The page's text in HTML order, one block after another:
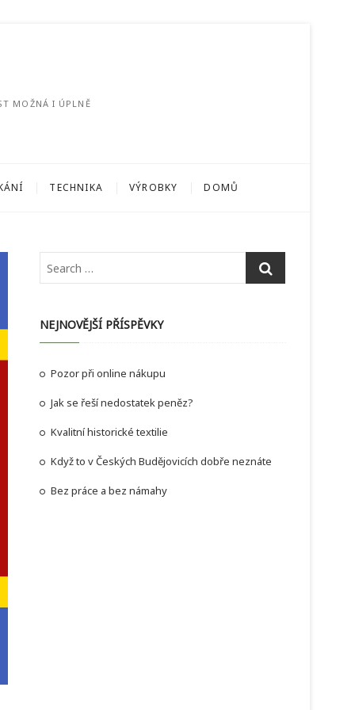
MOŽNÁ I ÚPLNĚ
TECHNIKA VÝROBKY DOMŮ
NEJNOVĚJŠÍ PŘÍSPĚVKY
Pozor při online nákupu
Jak se řeší nedostatek peněz?
Kvalitní historické textilie
Když to v Českých Budějovicích dobře neznáte
Bez práce a bez námahy